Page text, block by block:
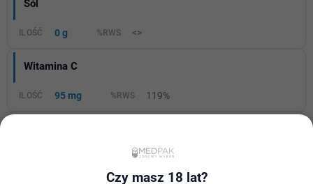
Sól
0 g <>
Witamina C
95 mg 119%
36%
Czy masz 18 lat?